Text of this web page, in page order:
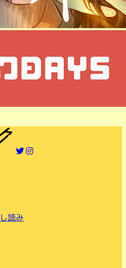
読み